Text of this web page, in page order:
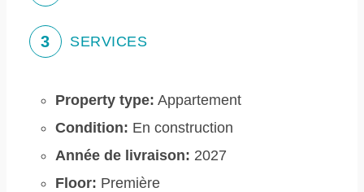
3 SERVICES
Property type: Appartement
Condition: En construction
Année de livraison: 2027
Floor: Première